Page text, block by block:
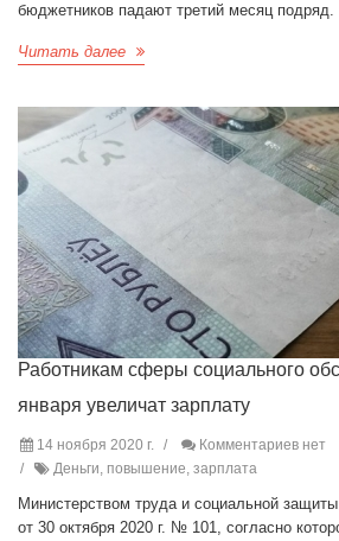
бюджетников падают третий месяц подряд.
Читать далее
Работникам сферы социального
января увеличат зарплату
14 ноября 2020 г.
Комментариев нет
Деньги, повышение, зарплата
Министерством труда и социальной
от 30 октября 2020 г. № 101, согласно